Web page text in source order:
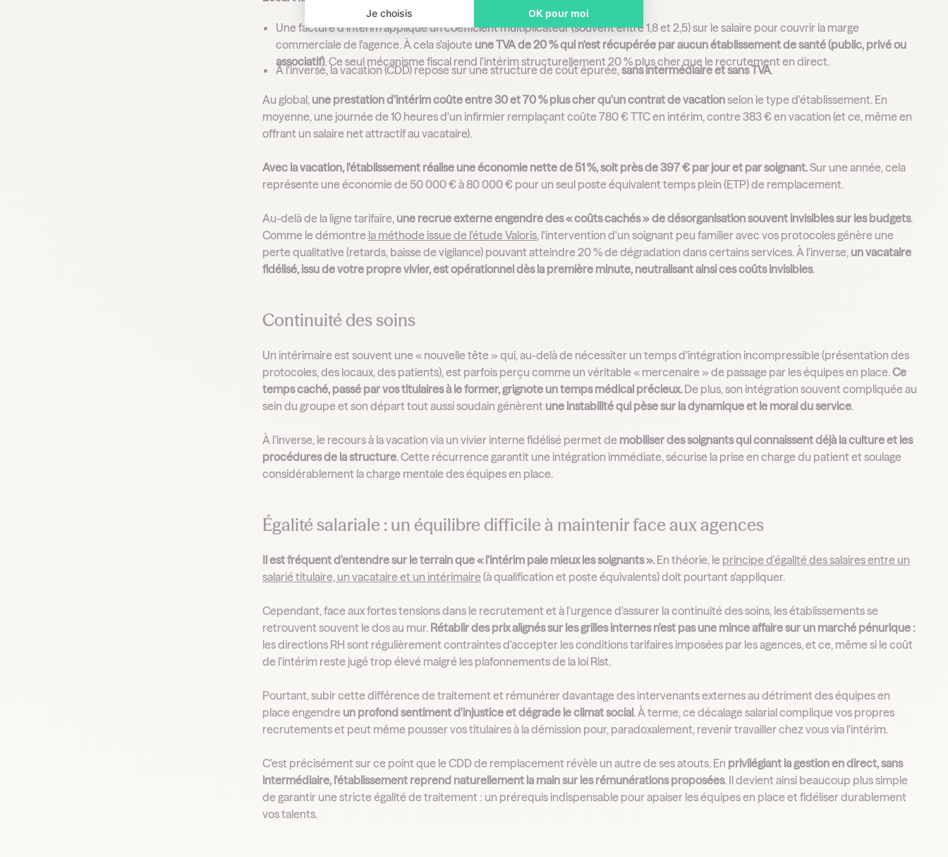
Je choisis OK pour moi
Une facture d'intérim applique un coefficient multiplicateur (souvent entre 1,8 et 2,5) sur le salaire pour couvrir la marge
commerciale de l'agence. À cela s'ajoute une TVA de 20 % qui n'est récupérée par aucun établissement de santé (public, privé ou
associatif). Ce seul mécanisme fiscal rend l'intérim structurellement 20 % plus cher que le recrutement en direct.
À l'inverse, la vacation (CDD) repose sur une structure de coût épurée,sans intermédiaire et sans TVA.
Au global, une prestation d'intérim coûte entre 30 et 70 % plus cher qu'un contrat de vacationselon le type d'établissement. En
moyenne, une journée de 10 heures d'un infirmier remplaçant coûte 780 € TTC en intérim, contre 383 € en vacation (et ce, même en
offrant un salaire net attractif au vacataire).
Avec la vacation, l'établissement réalise une économie nette de 51 %, soit près de 397 € par jour et par soignant.Sur une année, cela
représente une économie de 50 000 € à 80 000 € pour un seul poste équivalent temps plein (ETP) de remplacement.
Au-delà de la ligne tarifaire, une recrue externe engendre des « coûts cachés » de désorganisation souvent invisibles sur les budgets.
Comme le démontre la méthode issue de l'étude Valoris, l'intervention d'un soignant peu familier avec vos protocoles génère une
perte qualitative (retards, baisse de vigilance) pouvant atteindre 20 % de dégradation dans certains services. À l'inverse, un vacataire
fidélisé, issu de votre propre vivier, est opérationnel dès la première minute, neutralisant ainsi ces coûts invisibles.
Continuité des soins
Un intérimaire est souvent une « nouvelle tête » qui, au-delà de nécessiter un temps d'intégration incompressible (présentation des
protocoles, des locaux, des patients), est parfois perçu comme un véritable « mercenaire » de passage par les équipes en place.Ce
temps caché, passé par vos titulaires à le former, grignote un temps médical précieux.De plus, son intégration souvent compliquée au
sein du groupe et son départ tout aussi soudain génèrent une instabilité qui pèse sur la dynamique et le moral du service.
À l’inverse, le recours à la vacation via un vivier interne fidélisé permet de mobiliser des soignants qui connaissent déjà la culture et les
procédures de la structure. Cette récurrence garantit une intégration immédiate, sécurise la prise en charge du patient et soulage
considérablement la charge mentale des équipes en place.
Égalité salariale : un équilibre difficile à maintenir face aux agences
Il est fréquent d'entendre sur le terrain que « l'intérim paie mieux les soignants ».En théorie, le principe d'égalité des salaires entre un
salarié titulaire, un vacataire et un intérimaire(à qualification et poste équivalents) doit pourtant s'appliquer.
Cependant, face aux fortes tensions dans le recrutement et à l'urgence d'assurer la continuité des soins, les établissements se
retrouvent souvent le dos au mur. Rétablir des prix alignés sur les grilles internes n'est pas une mince affaire sur un marché pénurique :
les directions RH sont régulièrement contraintes d'accepter les conditions tarifaires imposées par les agences, et ce, même si le coût
de l'intérim reste jugé trop élevé malgré les plafonnements de la loi Rist.
Pourtant, subir cette différence de traitement et rémunérer davantage des intervenants externes au détriment des équipes en
place engendre un profond sentiment d'injustice et dégrade le climat social. À terme, ce décalage salarial complique vos propres
recrutements et peut même pousser vos titulaires à la démission pour, paradoxalement, revenir travailler chez vous via l'intérim.
C’est précisément sur ce point que le CDD de remplacement révèle un autre de ses atouts. En privilégiant la gestion en direct, sans
intermédiaire, l'établissement reprend naturellement la main sur les rémunérations proposées. Il devient ainsi beaucoup plus simple
de garantir une stricte égalité de traitement : un prérequis indispensable pour apaiser les équipes en place et fidéliser durablement
vos talents.